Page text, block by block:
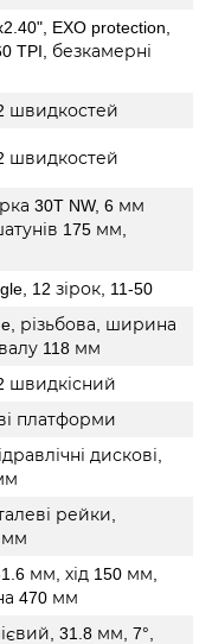
EXO protection,
TPI, безкамерні
швидкостей
швидкостей
30T NW, 6 мм
175 мм,
12 зірок, 11-50
різьбова, ширина
118 мм
швидкісний
платформи
дискові,
рейки,
мм
мм, хід 150 мм,
470 мм
31.8 мм, 7°,